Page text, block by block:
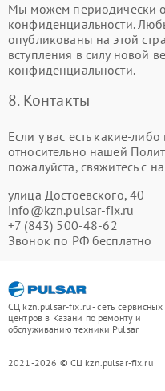
Мы можем периодически
конфиденциальности.
опубликованы на этой
вступления в силу новой
конфиденциальности.
8. Контакты
Если у вас есть какие-
относительно нашей
пожалуйста, свяжитесь с
улица Достоевского, 40
info@kzn.pulsar-fix.ru
+7 (843) 500-48-62
Звонок по РФ бесплатно
СЦ kzn.pulsar-fix.ru - сеть сервисных
центров в Казани по ремонту и
обслуживанию техники Pulsar
2021-2026 © СЦ kzn.pulsar-fix.ru